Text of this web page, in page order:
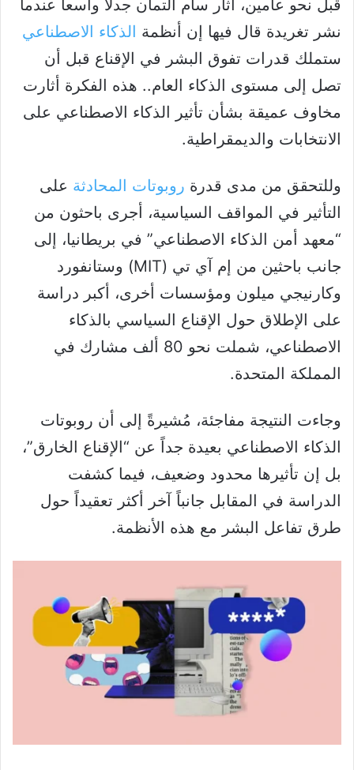
قبل نحو عامين، أثار سام ألتمان جدلاً واسعاً عندما
نشر تغريدة قال فيها إن أنظمة الذكاء الاصطناعي
ستملك قدرات تفوق البشر في الإقناع قبل أن
تصل إلى مستوى الذكاء العام.. هذه الفكرة أثارت
مخاوف عميقة بشأن تأثير الذكاء الاصطناعي على
الانتخابات والديمقراطية.
وللتحقق من مدى قدرة روبوتات المحادثة على
التأثير في المواقف السياسية، أجرى باحثون من
“معهد أمن الذكاء الاصطناعي” في بريطانيا، إلى
جانب باحثين من إم آي تي (MIT) وستانفورد
وكارنيجي ميلون ومؤسسات أخرى، أكبر دراسة
على الإطلاق حول الإقناع السياسي بالذكاء
الاصطناعي، شملت نحو 80 ألف مشارك في
المملكة المتحدة.
وجاءت النتيجة مفاجئة، مُشيرةً إلى أن روبوتات
الذكاء الاصطناعي بعيدة جداً عن “الإقناع الخارق”،
بل إن تأثيرها محدود وضعيف، فيما كشفت
الدراسة في المقابل جانباً آخر أكثر تعقيداً حول
طرق تفاعل البشر مع هذه الأنظمة.